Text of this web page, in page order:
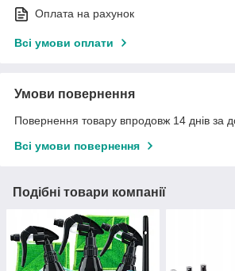
Оплата на рахунок
Всі умови оплати
Умови повернення
Повернення товару впродовж 14 днів за
Всі умови повернення
Подібні товари компанії